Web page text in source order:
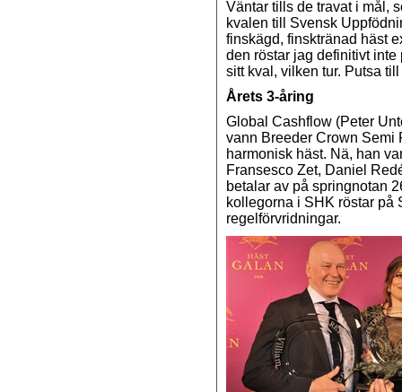
Väntar tills de travat i mål,
kvalen till Svensk
finskägd, finsktränad häst
den röstar jag definitivt
sitt kval, vilken tur. Putsa
Årets 3-åring
Global Cashflow (Peter
vann Breeder Crown Semi
harmonisk häst. Nä, han
Fransesco Zet, Daniel
betalar av på springnotan
kollegorna i SHK röstar på
regelförvridningar.